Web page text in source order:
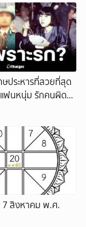
ประหารที่สวยที่สุด
ฟนหนุ่ม รักคนผิด
สิงหาคม พ.ศ.